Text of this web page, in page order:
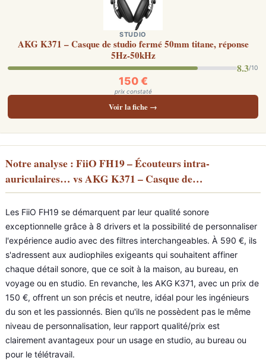
STUDIO
AKG K371 – Casque de studio fermé 50mm titane, réponse
5Hz-50kHz
8.3/10
150 €
prix constaté
Voir la fiche →
Notre analyse : FiiO FH19 – Écouteurs intra-
auriculaires… vs AKG K371 – Casque de…
Les FiiO FH19 se démarquent par leur qualité sonore
exceptionnelle grâce à 8 drivers et la possibilité de personnaliser
l'expérience audio avec des filtres interchangeables. À 590 €, ils
s'adressent aux audiophiles exigeants qui souhaitent affiner
chaque détail sonore, que ce soit à la maison, au bureau, en
voyage ou en studio. En revanche, les AKG K371, avec un prix de
150 €, offrent un son précis et neutre, idéal pour les ingénieurs
du son et les passionnés. Bien qu'ils ne possèdent pas le même
niveau de personnalisation, leur rapport qualité/prix est
clairement avantageux pour un usage en studio, au bureau ou
pour le télétravail.